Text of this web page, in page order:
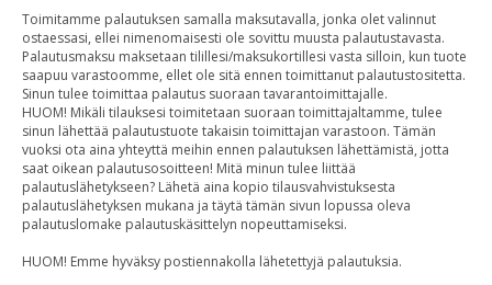
Toimitamme palautuksen samalla maksutavalla, jonka olet valinnut
ostaessasi, ellei nimenomaisesti ole sovittu muusta palautustavasta.
Palautusmaksu maksetaan tilillesi/maksukortillesi vasta silloin, kun tuote
saapuu varastoomme, ellet ole sitä ennen toimittanut palautustositetta.
Sinun tulee toimittaa palautus suoraan tavarantoimittajalle.
HUOM! Mikäli tilauksesi toimitetaan suoraan toimittajaltamme, tulee
sinun lähettää palautustuote takaisin toimittajan varastoon. Tämän
vuoksi ota aina yhteyttä meihin ennen palautuksen lähettämistä, jotta
saat oikean palautusosoitteen! Mitä minun tulee liittää
palautuslähetykseen? Lähetä aina kopio tilausvahvistuksesta
palautuslähetyksen mukana ja täytä tämän sivun lopussa oleva
palautuslomake palautuskäsittelyn nopeuttamiseksi.
HUOM! Emme hyväksy postiennakolla lähetettyjä palautuksia.